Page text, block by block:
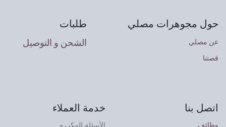
حول مجوهرات مصلي
عن مصلي
قصتنا
طلبات
الشحن و التوصيل
اتصل بنا
وظائف
خدمة العملاء
الأسئلة المكرره